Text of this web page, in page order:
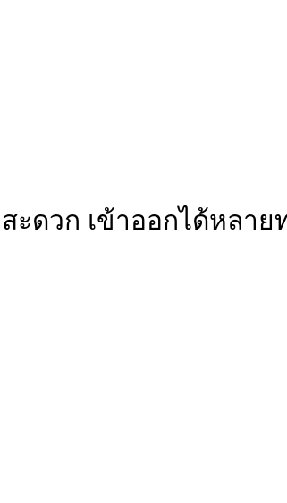
ดวก เข้าออกได้หลาย